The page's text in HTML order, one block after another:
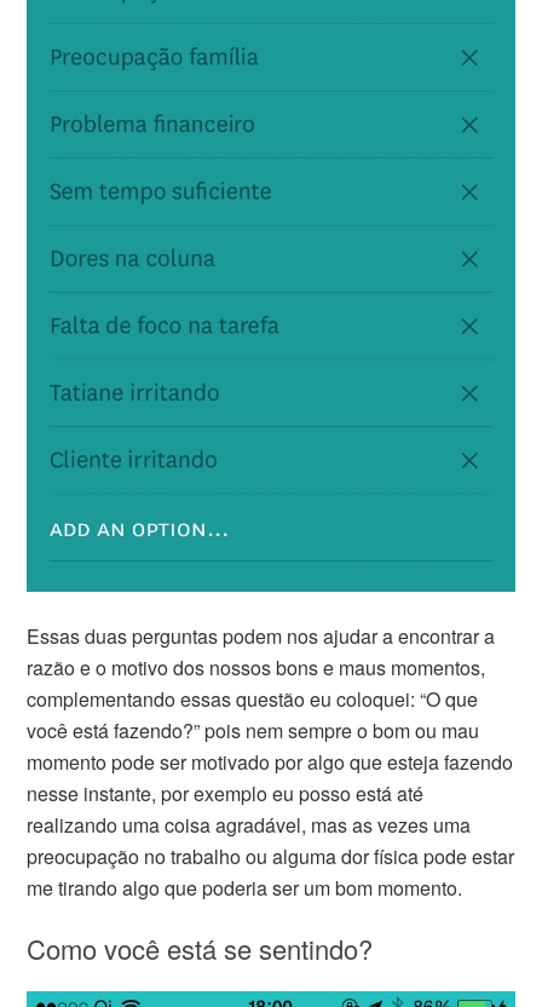
Essas duas perguntas podem nos ajudar a encontrar a
razão e o motivo dos nossos bons e maus momentos,
complementando essas questão eu coloquei: “O que
você está fazendo?” pois nem sempre o bom ou mau
momento pode ser motivado por algo que esteja fazendo
nesse instante, por exemplo eu posso está até
realizando uma coisa agradável, mas as vezes uma
preocupação no trabalho ou alguma dor física pode estar
me tirando algo que poderia ser um bom momento.
Como você está se sentindo?